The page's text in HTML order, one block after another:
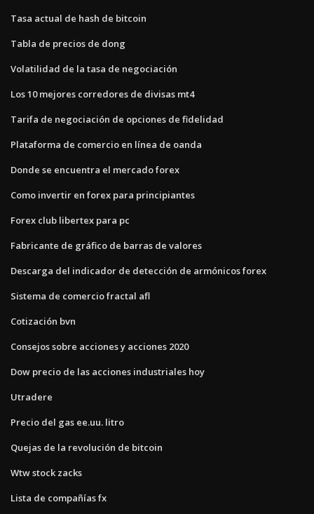
Tasa actual de hash de bitcoin
Tabla de precios de dong
Volatilidad de la tasa de negociación
Los 10 mejores corredores de divisas mt4
Tarifa de negociación de opciones de fidelidad
Plataforma de comercio en línea de oanda
Donde se encuentra el mercado forex
Como invertir en forex para principiantes
Forex club libertex para pc
Fabricante de gráfico de barras de valores
Descarga del indicador de detección de armónicos forex
Sistema de comercio fractal afl
Cotización bvn
Consejos sobre acciones y acciones 2020
Dow precio de las acciones industriales hoy
Utradere
Precio del gas ee.uu. litro
Quejas de la revolución de bitcoin
Wtw stock zacks
Lista de compañías fx